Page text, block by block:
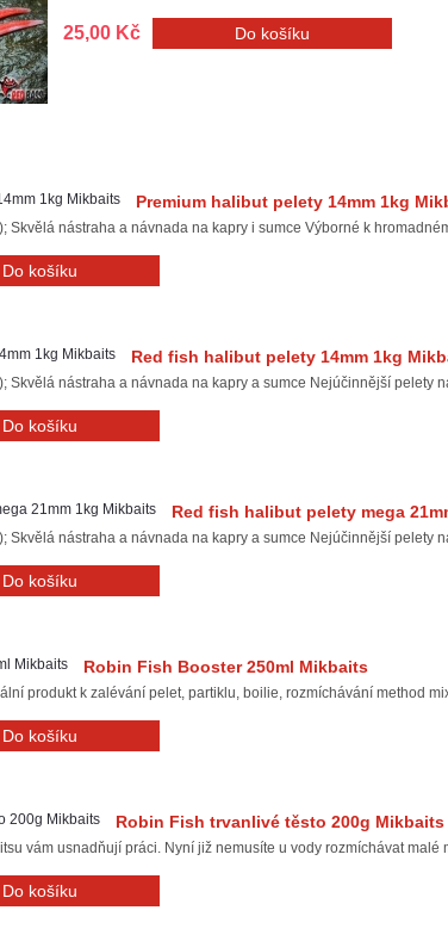
25,00 Kč
Premium halibut pelety 14mm 1kg
Skvělá nástraha a návnada na kapry i sumce Výborné k
Red fish halibut pelety 14mm 1kg
Skvělá nástraha a návnada na kapry a sumce Nejúčinnější pelety
Red fish halibut pelety mega
Skvělá nástraha a návnada na kapry a sumce Nejúčinnější pelety
Robin Fish Booster 250ml Mikbaits
produkt k zalévání pelet, partiklu, boilie, rozmíchávání method
Robin Fish trvanlivé těsto 200g Mikbaits
vám usnadňují práci. Nyní již nemusíte u vody rozmíchávat malé